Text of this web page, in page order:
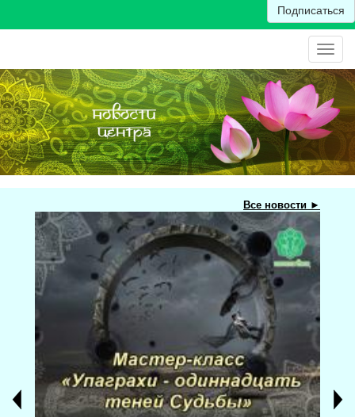
Подписаться
Все новости ►